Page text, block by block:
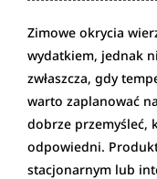
Zimowe okrycia
wydatkiem, jednak
zwłaszcza, gdy
warto zaplanować
dobrze przemyśleć,
odpowiedni.
stacjonarnym lub